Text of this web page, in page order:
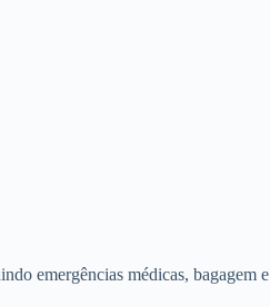
emergências médicas, bagagem e